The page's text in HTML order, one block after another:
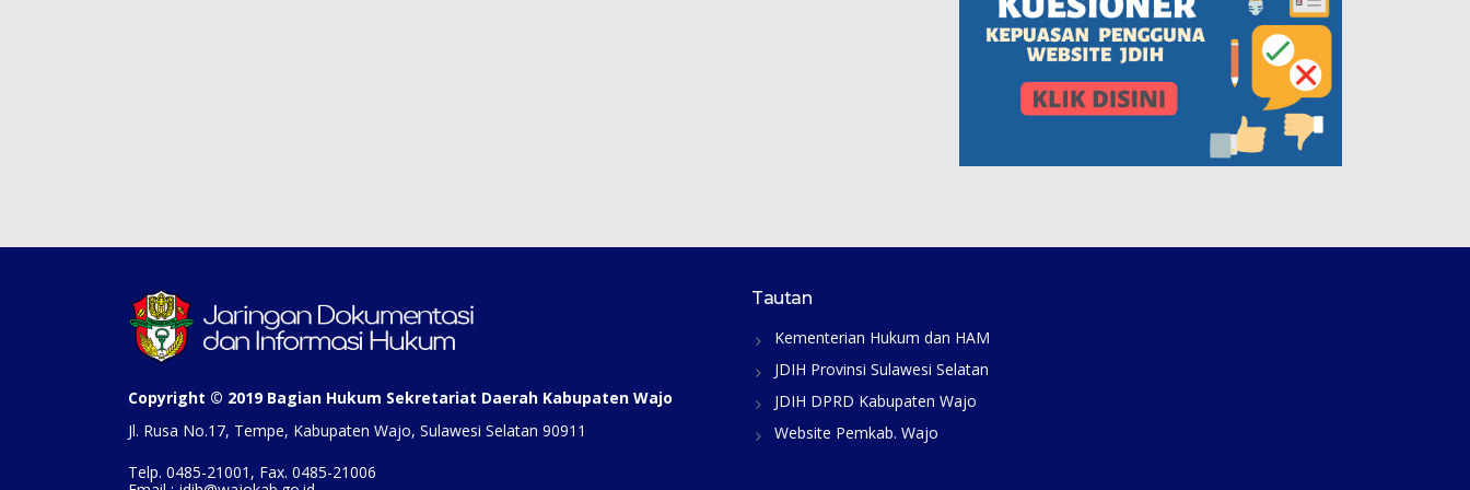
Copyright © 2019 Bagian Hukum Sekretariat Daerah Kabupaten Wajo
Jl. Rusa No.17, Tempe, Kabupaten Wajo, Sulawesi Selatan 90911
Telp. 0485-21001, Fax. 0485-21006
Tautan
Kementerian Hukum dan HAM
JDIH Provinsi Sulawesi Selatan
JDIH DPRD Kabupaten Wajo
Website Pemkab. Wajo